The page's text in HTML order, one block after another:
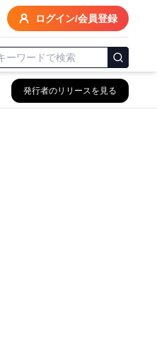
ログイン/会員登録
発行者のリリースを見る